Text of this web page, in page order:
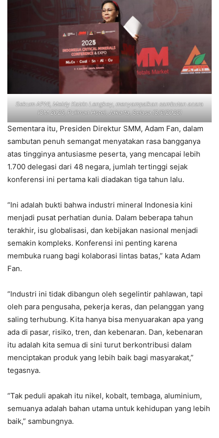
Sekum APNI, Meidy Katrin Lengkey, menyampaikan sambutan acara
ICM 2025, Pullman Hotel, Jakarta, Selasa (3/6/2025)
Sementara itu, Presiden Direktur SMM, Adam Fan, dalam
sambutan penuh semangat menyatakan rasa bangganya
atas tingginya antusiasme peserta, yang mencapai lebih
1.700 delegasi dari 48 negara, jumlah tertinggi sejak
konferensi ini pertama kali diadakan tiga tahun lalu.
“Ini adalah bukti bahwa industri mineral Indonesia kini
menjadi pusat perhatian dunia. Dalam beberapa tahun
terakhir, isu globalisasi, dan kebijakan nasional menjadi
semakin kompleks. Konferensi ini penting karena
membuka ruang bagi kolaborasi lintas batas,” kata Adam
Fan.
“Industri ini tidak dibangun oleh segelintir pahlawan, tapi
oleh para pengusaha, pekerja keras, dan pelanggan yang
saling terhubung. Kita hanya bisa menyuarakan apa yang
ada di pasar, risiko, tren, dan kebenaran. Dan, kebenaran
itu adalah kita semua di sini turut berkontribusi dalam
menciptakan produk yang lebih baik bagi masyarakat,”
tegasnya.
“Tak peduli apakah itu nikel, kobalt, tembaga, aluminium,
semuanya adalah bahan utama untuk kehidupan yang lebih
baik,” sambungnya.